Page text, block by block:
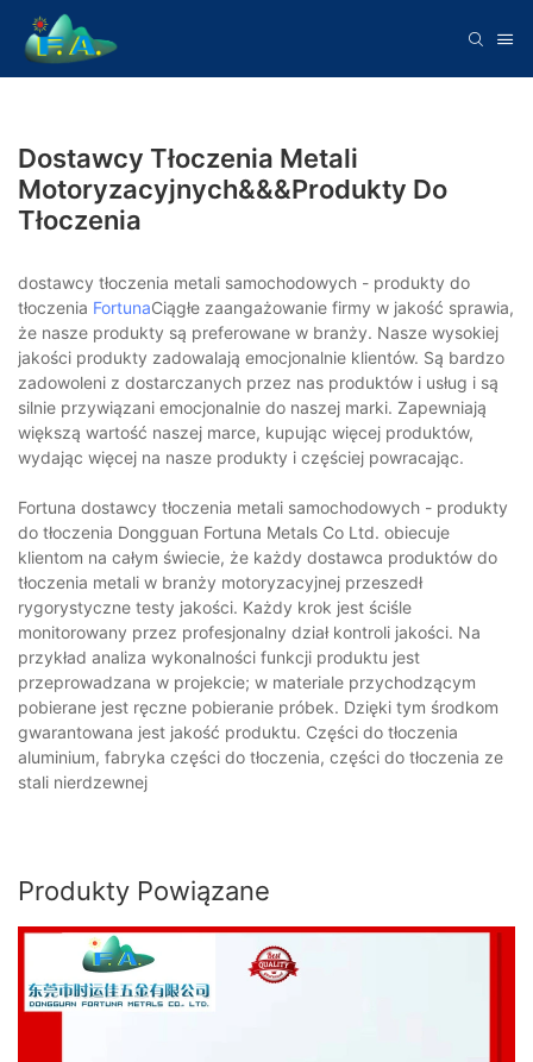
Dostawcy Tłoczenia Metali
Motoryzacyjnych&&&produkty Do
Tłoczenia
dostawcy tłoczenia metali samochodowych - produkty do
tłoczenia FortunaCiągłe zaangażowanie firmy w jakość sprawia,
że ​​nasze produkty są preferowane w branży. Nasze wysokiej
jakości produkty zadowalają emocjonalnie klientów. Są bardzo
zadowoleni z dostarczanych przez nas produktów i usług i są
silnie przywiązani emocjonalnie do naszej marki. Zapewniają
większą wartość naszej marce, kupując więcej produktów,
wydając więcej na nasze produkty i częściej powracając.
Fortuna dostawcy tłoczenia metali samochodowych - produkty
do tłoczenia Dongguan Fortuna Metals Co Ltd. obiecuje
klientom na całym świecie, że każdy dostawca produktów do
tłoczenia metali w branży motoryzacyjnej przeszedł
rygorystyczne testy jakości. Każdy krok jest ściśle
monitorowany przez profesjonalny dział kontroli jakości. Na
przykład analiza wykonalności funkcji produktu jest
przeprowadzana w projekcie; w materiale przychodzącym
pobierane jest ręczne pobieranie próbek. Dzięki tym środkom
gwarantowana jest jakość produktu. Części do tłoczenia
aluminium, fabryka części do tłoczenia, części do tłoczenia ze
stali nierdzewnej
Produkty Powiązane